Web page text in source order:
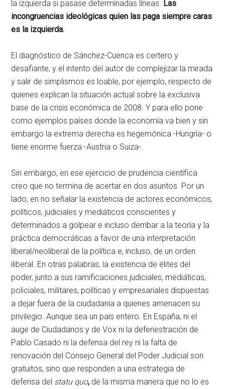
la izquierda si pasase determinadas líneas. Las
incongruencias ideológicas quien las paga siempre caras
es la izquierda.
El diagnóstico de Sánchez-Cuenca es certero y
desafiante, y el intento del autor de complejizar la mirada
y salir de simplismos es loable, por ejemplo, respecto de
quienes explican la situación actual sobre la exclusiva
base de la crisis económica de 2008. Y para ello pone
como ejemplos países donde la economía va bien y sin
embargo la extrema derecha es hegemónica -Hungría- o
tiene enorme fuerza -Austria o Suiza-.
Sin embargo, en ese ejercicio de prudencia científica
creo que no termina de acertar en dos asuntos. Por un
lado, en no señalar la existencia de actores económicos,
políticos, judiciales y mediáticos conscientes y
determinados a golpear e incluso derribar a la teoría y la
práctica democráticas a favor de una interpretación
liberal/neoliberal de la política e, incluso, de un orden
iliberal. En otras palabras, la existencia de élites del
poder, junto a sus ramificaciones judiciales, mediáticas,
policiales, militares, políticas y empresariales dispuestas
a dejar fuera de la ciudadanía a quienes amenacen su
privilegio. Aunque sea un país entero. En España, ni el
auge de Ciudadanos y de Vox ni la defenestración de
Pablo Casado ni la defensa del rey ni la falta de
renovación del Consejo General del Poder Judicial son
gratuitos, sino que responden a una estrategia de
defensa del statu quo, de la misma manera que no lo es